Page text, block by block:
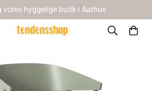
vores hyggelige butik i Aarhus